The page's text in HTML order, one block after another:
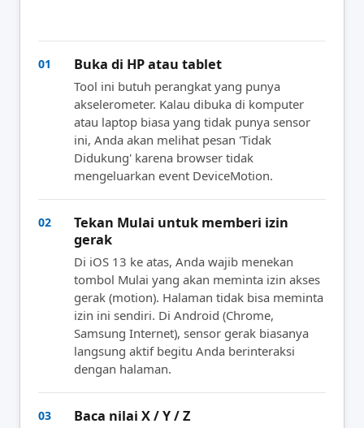
01 Buka di HP atau tablet
Tool ini butuh perangkat yang punya
akselerometer. Kalau dibuka di komputer
atau laptop biasa yang tidak punya sensor
ini, Anda akan melihat pesan 'Tidak
Didukung' karena browser tidak
mengeluarkan event DeviceMotion.
02
Tekan Mulai untuk memberi izin
gerak
Di iOS 13 ke atas, Anda wajib menekan
tombol Mulai yang akan meminta izin akses
gerak (motion). Halaman tidak bisa meminta
izin ini sendiri. Di Android (Chrome,
Samsung Internet), sensor gerak biasanya
langsung aktif begitu Anda berinteraksi
dengan halaman.
03 Baca nilai X / Y / Z